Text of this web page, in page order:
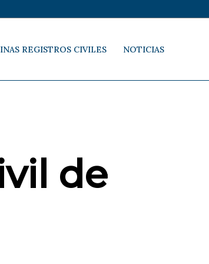
REGISTROS CIVILES NOTICIAS
de